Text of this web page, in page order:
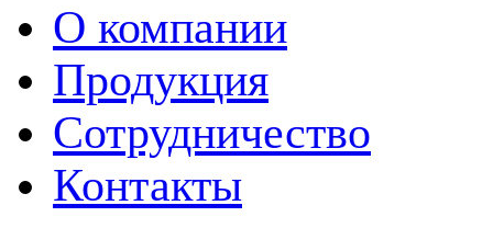
О компании
Продукция
Сотрудничество
Контакты